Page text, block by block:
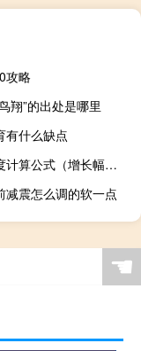
攻略
翔”的出处是哪里
有什么缺点
增长幅度计算公式（增长幅度计算公式）
减震怎么调的软一点
☚